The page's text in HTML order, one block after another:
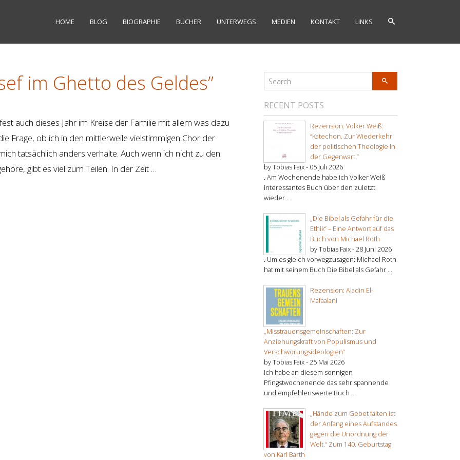
HOME BLOG BIOGRAPHIE BÜCHER UNTERWEGS MEDIEN KONTAKT LINKS
im Ghetto des Geldes”
auch dieses Jahr im Kreise der Familie mit allem was dazu
Frage, ob ich in den mittlerweile vielstimmigen Chor der
tatsächlich anders verhalte. Auch wenn ich nicht zu den
gibt es viel zum Teilen. In der Zeit …
RECENT POSTS
Rezension: Volker Weiß:
“Katechon. Zur Wiederkehr
der politischen Theologie in
der Gegenwart.”
by Tobias Faix - 05 Juli 2026
. Am Wochenende habe ich Volker Weiß
interessantes Buch über den zuletzt
wieder ...
„Die Bibel als Gefahr für die
Ethik“ – Eine Antwort auf das
Buch von Michael Roth
by Tobias Faix -28 Juni 2026
. Um es gleich vorwegzusagen: Michael Roth
hat mit seinem Buch Die Bibel als Gefahr ...
Rezension: Aladin El-
Mafaalani
„Misstrauensgemeinschaften: Zur
Anziehungskraft von Populismus und
Verschwörungsideologien“
by Tobias Faix -25 Mai 2026
Ich habe an diesem sonnigen
Pfingstwochenende das sehr spannende
und empfehlenswerte Buch ...
„Hände zum Gebet falten ist
der Anfang eines Aufstandes
gegen die Unordnung der
Welt.“ Zum 140. Geburtstag
von Karl Barth